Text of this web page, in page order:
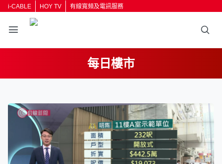
i-CABLE HOY TV 有線寬頻及電訊服務
每日樓市